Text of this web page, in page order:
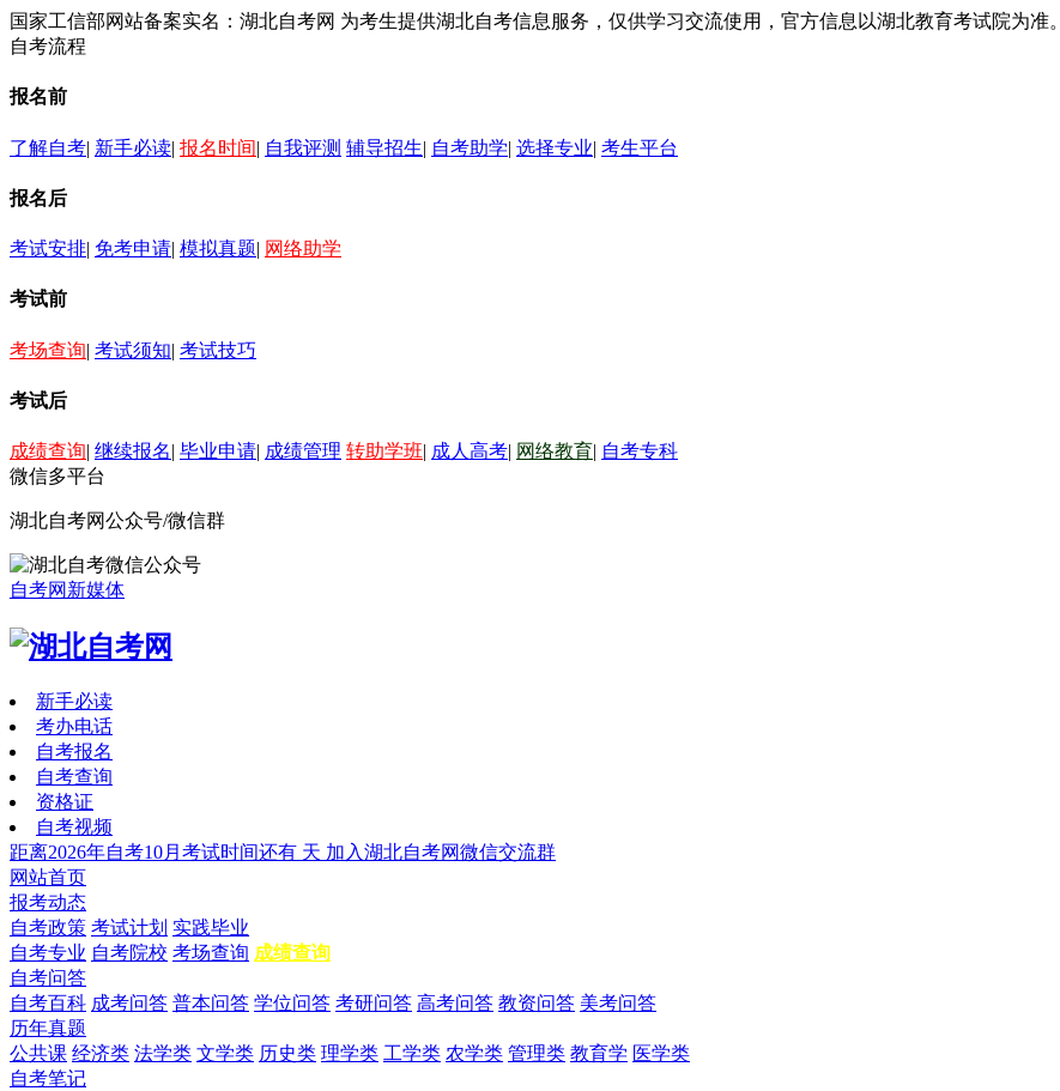
国家工信部网站备案实名：湖北自考网 为考生提供湖北自考信息服务，仅供学习交流使用，官方信息以湖北教育考试院为准。
自考流程
报名前
了解自考| 新手必读| 报名时间| 自我评测 辅导招生| 自考助学| 选择专业| 考生平台
报名后
考试安排| 免考申请| 模拟真题| 网络助学
考试前
考场查询| 考试须知| 考试技巧
考试后
成绩查询| 继续报名| 毕业申请| 成绩管理 转助学班| 成人高考| 网络教育| 自考专科
微信多平台
湖北自考网公众号/微信群
自考网新媒体
新手必读
考办电话
自考报名
自考查询
资格证
自考视频
距离2026年自考10月考试时间还有 天 加入湖北自考网微信交流群
网站首页
报考动态
自考政策 考试计划 实践毕业
自考专业 自考院校 考场查询 成绩查询
自考问答
自考百科 成考问答 普本问答 学位问答 考研问答 高考问答 教资问答 美考问答
历年真题
公共课 经济类 法学类 文学类 历史类 理学类 工学类 农学类 管理类 教育学 医学类
自考笔记